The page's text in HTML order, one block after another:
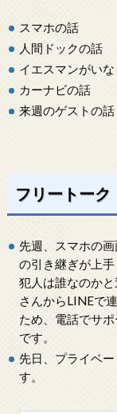
スマホの話
人間ドックの話
イエスマンがい
カーナビの話
来週のゲストの話
フリートーク
先週、スマホの
の引き継ぎが上
犯人は誰なのか
さんからLINEで
ため、電話でサ
です。
先日、プライベ
す。